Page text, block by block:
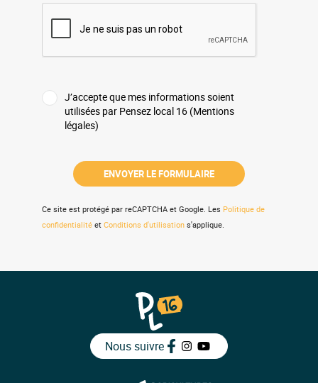
J’accepte que mes informations soient
utilisées par Pensez local 16 (Mentions
légales)
Ce site est protégé par reCAPTCHA et Google. Les Politique de
confidentialité et Conditions d'utilisation s'applique.
Nous suivre